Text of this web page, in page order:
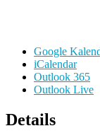
Google
iCalendar
Outlook 365
Outlook Live
Details